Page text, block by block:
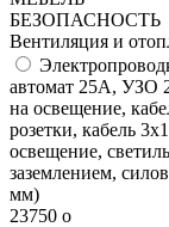
БЕЗОПАСНОСТЬ
Вентиляция и
автомат 25А, УЗО
на освещение,
розетки, кабель
освещение,
заземлением,
мм)
23750 o